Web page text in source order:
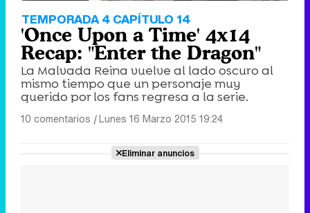
TEMPORADA 4 CAPÍTULO 14
'Once Upon a Time' 4x14
Recap: "Enter the Dragon"
La Malvada Reina vuelve al lado oscuro al
mismo tiempo que un personaje muy
querido por los fans regresa a la serie.
10 comentarios |Lunes 16 Marzo 2015 19:24
Eliminar anuncios